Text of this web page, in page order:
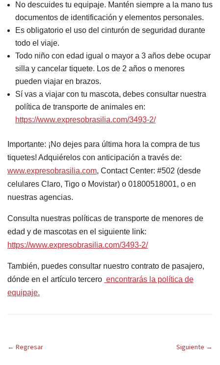
No descuides tu equipaje. Mantén siempre a la mano tus
documentos de identificación y elementos personales.
Es obligatorio el uso del cinturón de seguridad durante
todo el viaje.
Todo niño con edad igual o mayor a 3 años debe ocupar
silla y cancelar tiquete. Los de 2 años o menores
pueden viajar en brazos.
Sí vas a viajar con tu mascota, debes consultar nuestra
política de transporte de animales en:
https://www.expresobrasilia.com/3493-2/
Importante: ¡No dejes para última hora la compra de tus
tiquetes! Adquiérelos con anticipación a través de:
www.expresobrasilia.com, Contact Center: #502 (desde
celulares Claro, Tigo o Movistar) o 01800518001, o en
nuestras agencias.
Consulta nuestras políticas de transporte de menores de
edad y de mascotas en el siguiente link:
https://www.expresobrasilia.com/3493-2/
También, puedes consultar nuestro contrato de pasajero,
dónde en el artículo tercero encontrarás la política de
equipaje.
← Regresar Siguiente →